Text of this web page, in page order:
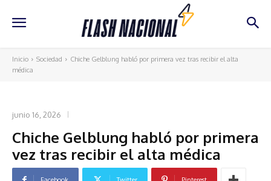
Inicio Sociedad
Chiche Gelblung habló por primera vez tras recibir el alta
médica
junio 16, 2026
Chiche Gelblung habló por primera
vez tras recibir el alta médica